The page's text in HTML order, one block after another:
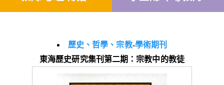
歷史、哲學、宗教-學術期刊
東海歷史研究集刊第二期：宗教中的教徒